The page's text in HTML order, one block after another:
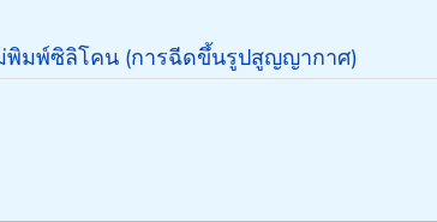
พิมพ์ซิลิโคน (การฉีดขึ้นรูปสูญญากาศ)